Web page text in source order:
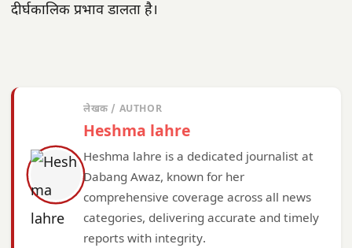
दीर्घकालिक प्रभाव डालता है।
लेखक / AUTHOR
Heshma lahre
Heshma lahre is a dedicated journalist at
Dabang Awaz, known for her
comprehensive coverage across all news
categories, delivering accurate and timely
reports with integrity.